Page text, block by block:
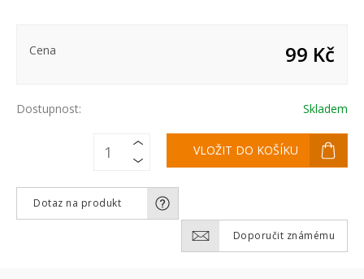
Cena 99 Kč
Dostupnost: Skladem
Dotaz na produkt
Doporučit známému